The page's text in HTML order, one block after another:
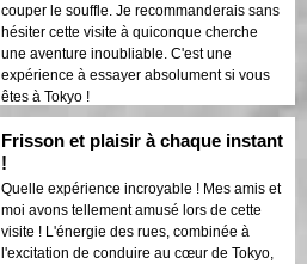
couper le souffle. Je recommanderais sans
hésiter cette visite à quiconque cherche
une aventure inoubliable. C'est une
expérience à essayer absolument si vous
êtes à Tokyo !
Frisson et plaisir à chaque instant
!
Quelle expérience incroyable ! Mes amis et
moi avons tellement amusé lors de cette
visite ! L'énergie des rues, combinée à
l'excitation de conduire au cœur de Tokyo,